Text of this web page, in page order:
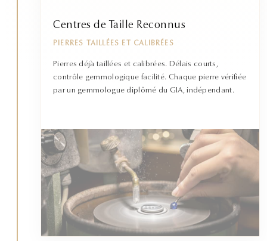
Centres de Taille Reconnus
PIERRES TAILLÉES ET CALIBRÉES
Pierres déjà taillées et calibrées. Délais courts,
contrôle gemmologique facilité. Chaque pierre vérifiée
par un gemmologue diplômé du GIA, indépendant.